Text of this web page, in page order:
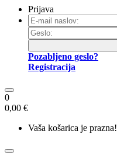
Prijava
Pozabljeno geslo?
Registracija
0
0,00 €
Vaša košarica je prazna!